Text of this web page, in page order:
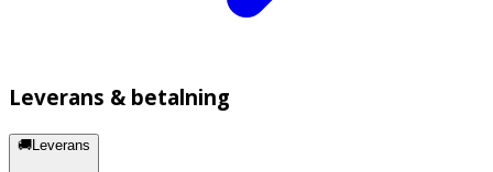
Leverans & betalning
🚚Leverans